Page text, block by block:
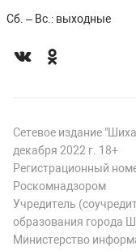
Сб. – Вс.: выходные
Сетевое издание
декабря 2022 г. 18+
Регистрационный
Роскомнадзором
Учредитель
образования города
Министерство